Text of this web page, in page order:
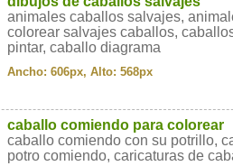
animales caballos salvajes,
colorear salvajes caballos,
pintar, caballo diagrama
Ancho: 606px, Alto: 568px
caballo comiendo para colorear
caballo comiendo con su potrillo,
potro comiendo, caricaturas de